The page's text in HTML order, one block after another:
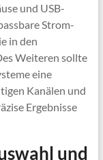
und USB-
Strom-
in den
Weiteren sollte
eine
Kanälen und
Ergebnisse
und